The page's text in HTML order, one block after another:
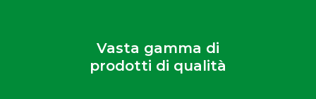
Vasta gamma di
prodotti di qualità